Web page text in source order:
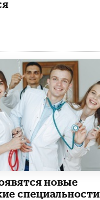
новые
специальности